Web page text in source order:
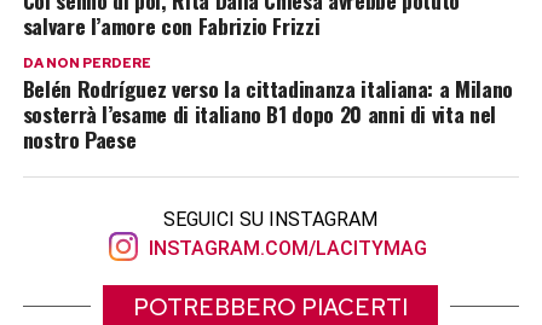
salvare l’amore con Fabrizio Frizzi
DA NON PERDERE
Belén Rodríguez verso la cittadinanza italiana: a Milano
sosterrà l’esame di italiano B1 dopo 20 anni di vita nel
nostro Paese
SEGUICI SU INSTAGRAM
INSTAGRAM.COM/LACITYMAG
POTREBBERO PIACERTI